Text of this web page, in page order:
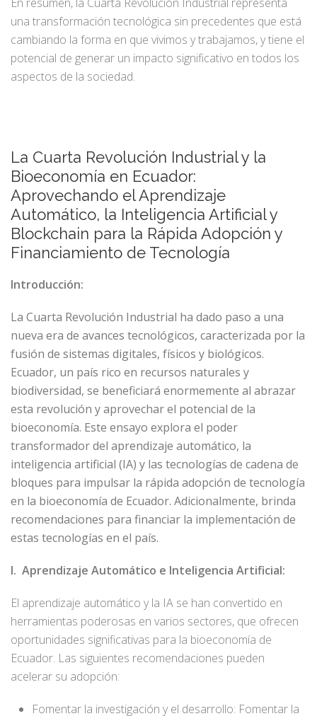
una transformación tecnológica sin precedentes que está
cambiando la forma en que vivimos y trabajamos, y tiene el
potencial de generar un impacto significativo en todos los
aspectos de la sociedad.
La Cuarta Revolución Industrial y la
Bioeconomía en Ecuador:
Aprovechando el Aprendizaje
Automático, la Inteligencia Artificial y
Blockchain para la Rápida Adopción y
Financiamiento de Tecnología
Introducción:
La Cuarta Revolución Industrial ha dado paso a una
nueva era de avances tecnológicos, caracterizada por la
fusión de sistemas digitales, físicos y biológicos.
Ecuador, un país rico en recursos naturales y
biodiversidad, se beneficiará enormemente al abrazar
esta revolución y aprovechar el potencial de la
bioeconomía. Este ensayo explora el poder
transformador del aprendizaje automático, la
inteligencia artificial (IA) y las tecnologías de cadena de
bloques para impulsar la rápida adopción de tecnología
en la bioeconomía de Ecuador. Adicionalmente, brinda
recomendaciones para financiar la implementación de
estas tecnologías en el país.
I. Aprendizaje Automático e Inteligencia Artificial:
El aprendizaje automático y la IA se han convertido en
herramientas poderosas en varios sectores, que ofrecen
oportunidades significativas para la bioeconomía de
Ecuador. Las siguientes recomendaciones pueden
acelerar su adopción:
Fomentar la investigación y el desarrollo: Fomentar la